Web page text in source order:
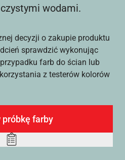
wodami.
decyzji o zakupie produktu
sprawdzić wykonując
farb do ścian lub
z testerów kolorów
próbkę farby
Add